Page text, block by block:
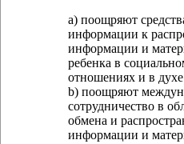
а) поощряют
информации к
информации и
ребенка в
отношениях и в духе
b) поощряют
сотрудничество в
обмена и
информации и